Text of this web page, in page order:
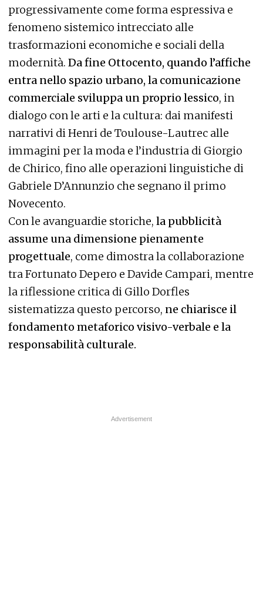
progressivamente come forma espressiva e
fenomeno sistemico intrecciato alle
trasformazioni economiche e sociali della
modernità. Da fine Ottocento, quando l’affiche
entra nello spazio urbano, la comunicazione
commerciale sviluppa un proprio lessico, in
dialogo con le arti e la cultura: dai manifesti
narrativi di Henri de Toulouse-Lautrec alle
immagini per la moda e l’industria di Giorgio
de Chirico, fino alle operazioni linguistiche di
Gabriele D’Annunzio che segnano il primo
Novecento.
Con le avanguardie storiche, la pubblicità
assume una dimensione pienamente
progettuale, come dimostra la collaborazione
tra Fortunato Depero e Davide Campari, mentre
la riflessione critica di Gillo Dorfles
sistematizza questo percorso, ne chiarisce il
fondamento metaforico visivo-verbale e la
responsabilità culturale.